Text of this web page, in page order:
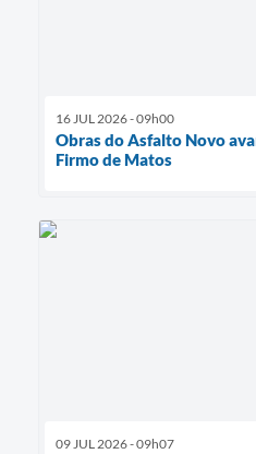
16 JUL 2026 - 09h00
Obras do Asfalto Novo
Firmo de Matos
09 JUL 2026 - 09h07